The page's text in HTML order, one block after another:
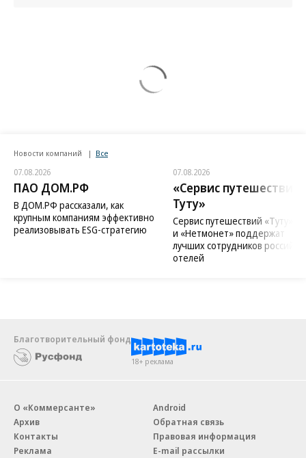
Новости компаний Все
07.08.2026
ПАО ДОМ.РФ
В ДОМ.РФ рассказали, как
крупным компаниям эффективно
реализовывать ESG-стратегию
07.08.2026
«Сервис путешествий
Туту»
Сервис путешествий «Туту»
и «Нетмонет» поддержат
лучших сотрудников
отелей
Благотворительный фонд
18+ реклама
О «Коммерсанте»
Архив
Контакты
Реклама
Android
Обратная связь
Правовая информация
E-mail рассылки